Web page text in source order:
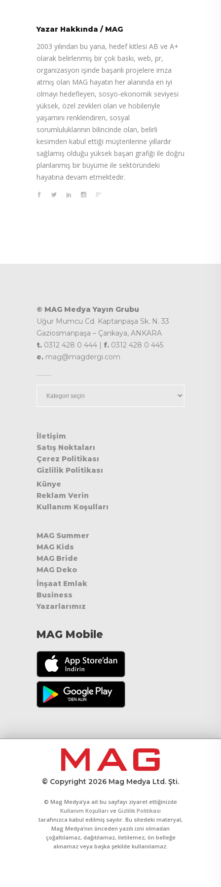
Yazar Hakkında / MAG
2003 yılından bu yana, hedef kitlesi AB ve A+
olarak belirlenmiş bir çok baskı, web, pr,
organizasyon işinde başarılı projelere imza
atmış olan MAG hayatın her alanında en iyi
olmayı hedefleyen, sosyo-ekonomik seviyesi
yüksek, özel zevkleri olan ve hobileriyle
yaşamını renklendiren, sosyal
sorumluluklarının bilincinde olan, belirli
kesimden kabul ettiği müşterilerine yıllardır
sağlamış olduğu yüksek başarı grafiği ile doğru
planlanmış bir büyüme ile sektöründeki
hayatına devam etmektedir.
© MAG Medya Yayın Grubu
Uğur Mumcu Cd. Kaptanpaşa Sk. N. 33
Gaziosmanpaşa – Çankaya, ANKARA
t. 0312 428 0 444 | f. 0312 428 0 445
e. mag@magdergi.com
İletişim
Satış Noktaları
Çerez Politikası
Gizlilik Politikası
Künye
Reklam Verin
Kullanım Koşulları
MAG Summer
MAG Kids
MAG Bride
MAG Deko
İnşaat Emlak
Business
Yazarlarımız
MAG Mobile
© Copyright 2026 Mag Medya Ltd. Şti.
© Mag Medya’ya ait bu sayfayı ziyaret ettiğinizde
Kullanım Koşulları ve Gizlilik Politikası
tarafınızca kabul edilmiş sayılır. Bu sitedeki materyal,
Mag Medya’nın önceden yazılı izni olmadan
çoğaltılamaz, dağıtılamaz, iletilemez, ön belleğe
alınamaz veya başka şekilde kullanılamaz.